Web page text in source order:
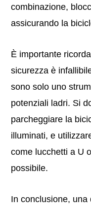
combinazione,
assicurando la
È importante
sicurezza è
sono solo uno
potenziali ladri. Si
parcheggiare la
illuminati, e
come lucchetti a U
possibile.
In conclusione,